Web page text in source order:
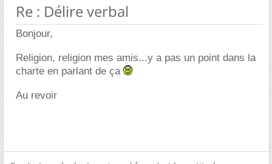
Re : Délire verbal
Bonjour,
Religion, religion mes amis...y a pas un point dans la
charte en parlant de ça
Au revoir